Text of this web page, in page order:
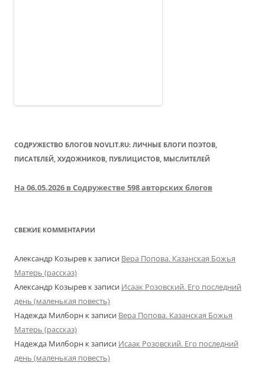
СОДРУЖЕСТВО БЛОГОВ NOVLIT.RU: ЛИЧНЫЕ БЛОГИ ПОЭТОВ,
ПИСАТЕЛЕЙ, ХУДОЖНИКОВ, ПУБЛИЦИСТОВ, МЫСЛИТЕЛЕЙ
На 06.05.2026 в Содружестве 598 авторских блогов
СВЕЖИЕ КОММЕНТАРИИ
Александр Козырев к записи Вера Попова. Казанская Божья
Матерь (рассказ)
Александр Козырев к записи Исаак Розовский. Его последний
день (маленькая повесть)
Надежда Милборн к записи Вера Попова. Казанская Божья
Матерь (рассказ)
Надежда Милборн к записи Исаак Розовский. Его последний
день (маленькая повесть)